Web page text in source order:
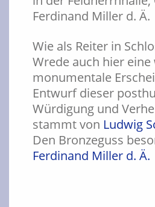
Wie als Reiter in
Wrede auch hier
monumentale
Entwurf dieser
Würdigung und
stammt von Ludwig
Den Bronzeguss
Ferdinand Miller d. Ä.